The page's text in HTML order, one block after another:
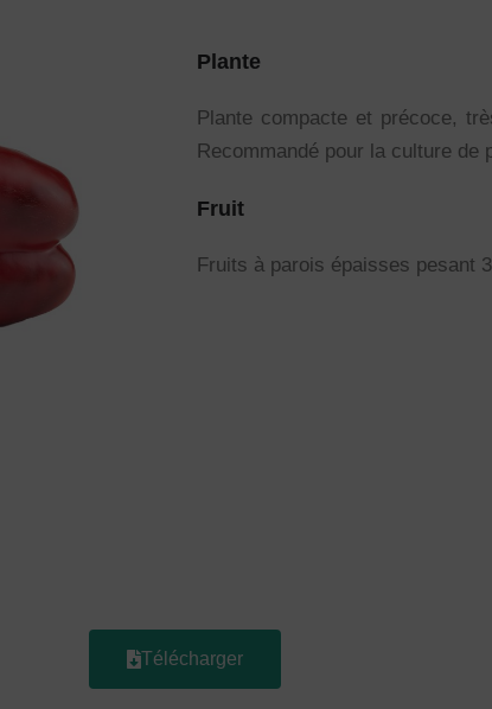
Plante
Plante compacte et précoce,
Recommandé pour la culture de
Fruit
Fruits à parois épaisses pesant
Télécharger